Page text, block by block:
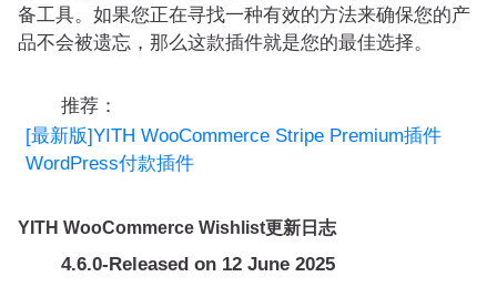
备工具。如果您正在寻找一种有效的方法来确保您的产
品不会被遗忘，那么这款插件就是您的最佳选择。
推荐：
[最新版]YITH WooCommerce Stripe Premium插件
WordPress付款插件
YITH WooCommerce Wishlist更新日志
4.6.0-Released on 12 June 2025